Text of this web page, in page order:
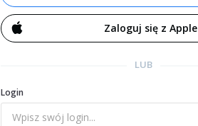
Zaloguj się z Apple
LUB
Login